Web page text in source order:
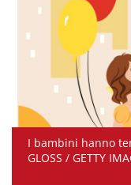
I bambini hanno
GLOSS / GETTY